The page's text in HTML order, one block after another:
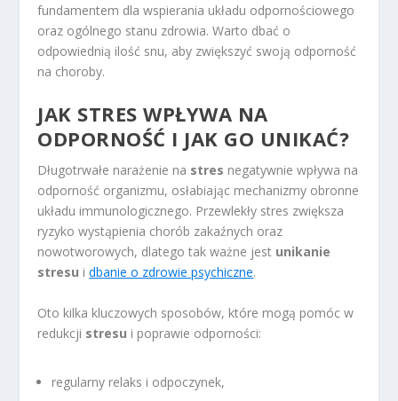
fundamentem dla wspierania układu odpornościowego
oraz ogólnego stanu zdrowia. Warto dbać o
odpowiednią ilość snu, aby zwiększyć swoją odporność
na choroby.
JAK STRES WPŁYWA NA
ODPORNOŚĆ I JAK GO UNIKAĆ?
Długotrwałe narażenie na stres negatywnie wpływa na
odporność organizmu, osłabiając mechanizmy obronne
układu immunologicznego. Przewlekły stres zwiększa
ryzyko wystąpienia chorób zakaźnych oraz
nowotworowych, dlatego tak ważne jest unikanie
stresu idbanie o zdrowie psychiczne.
Oto kilka kluczowych sposobów, które mogą pomóc w
redukcji stresu i poprawie odporności:
regularny relaks i odpoczynek,